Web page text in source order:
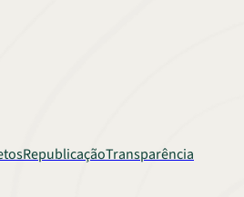
RepublicaçãoTransparência